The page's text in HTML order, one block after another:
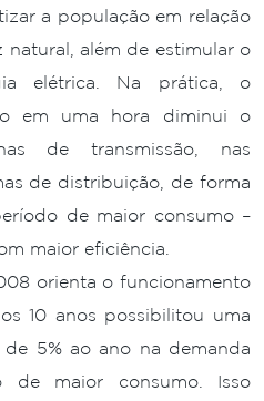
a população em relação
além de estimular o
elétrica. Na prática, o
em uma hora diminui o
de transmissão, nas
de distribuição, de forma
de maior consumo –
maior eficiência.
orienta o funcionamento
10 anos possibilitou uma
5% ao ano na demanda
de maior consumo. Isso